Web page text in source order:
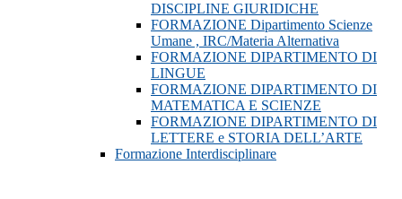
DISCIPLINE GIURIDICHE
FORMAZIONE Dipartimento Scienze
Umane , IRC/Materia Alternativa
FORMAZIONE DIPARTIMENTO DI
LINGUE
FORMAZIONE DIPARTIMENTO DI
MATEMATICA E SCIENZE
FORMAZIONE DIPARTIMENTO DI
LETTERE e STORIA DELL’ARTE
Formazione Interdisciplinare